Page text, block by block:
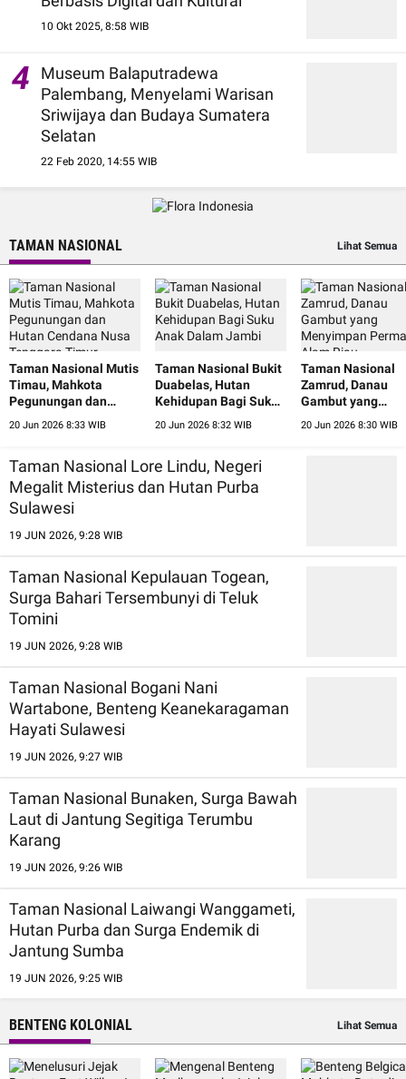
10 Okt 2025, 8:58 WIB
4
Museum Balaputradewa
Palembang, Menyelami Warisan
Sriwijaya dan Budaya Sumatera
Selatan
22 Feb 2020, 14:55 WIB
TAMAN NASIONAL Lihat Semua
Taman Nasional Mutis
Timau, Mahkota
Pegunungan dan
20 Jun 2026 8:33 WIB
Taman Nasional Bukit
Duabelas, Hutan
Kehidupan Bagi Suku
20 Jun 2026 8:32 WIB
Taman Nasional
Zamrud, Danau
Gambut yang
20 Jun 2026 8:30 WIB
Taman Nasional Lore Lindu, Negeri
Megalit Misterius dan Hutan Purba
Sulawesi
19 JUN 2026, 9:28 WIB
Taman Nasional Kepulauan Togean,
Surga Bahari Tersembunyi di Teluk
Tomini
19 JUN 2026, 9:28 WIB
Taman Nasional Bogani Nani
Wartabone, Benteng Keanekaragaman
Hayati Sulawesi
19 JUN 2026, 9:27 WIB
Taman Nasional Bunaken, Surga Bawah
Laut di Jantung Segitiga Terumbu
Karang
19 JUN 2026, 9:26 WIB
Taman Nasional Laiwangi Wanggameti,
Hutan Purba dan Surga Endemik di
Jantung Sumba
19 JUN 2026, 9:25 WIB
BENTENG KOLONIAL Lihat Semua